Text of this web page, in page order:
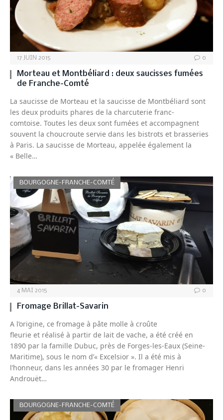
17 JUIN 2015 0
Morteau et Montbéliard : deux saucisses fumées
de Franche-Comté
La saucisse de Morteau et la saucisse de Montbéliard sont
les deux produits phares de la charcuterie franc-
comtoise. Toutes les deux sont fumées et accompagnent
souvent la choucroute servie dans les bistrots et brasseries
à Paris. La saucisse de Morteau, appelée également la
« Belle…
BOURGOGNE-FRANCHE-COMTÉ
4 MAI 2015 0
Fromage Brillat-Savarin
A l’origine, ce fromage à pâte molle à croûte
fleurie et réalisé à partir de lait de vache, a été créé en
1890 par la famille Dubuc, près de Forges-les-Eaux (Seine-
Maritime), sous le nom d’« Excelsior ». Il a été mis à
l’honneur, dans les années 30 par le fromager Henri
Androuët…
BOURGOGNE-FRANCHE-COMTÉ